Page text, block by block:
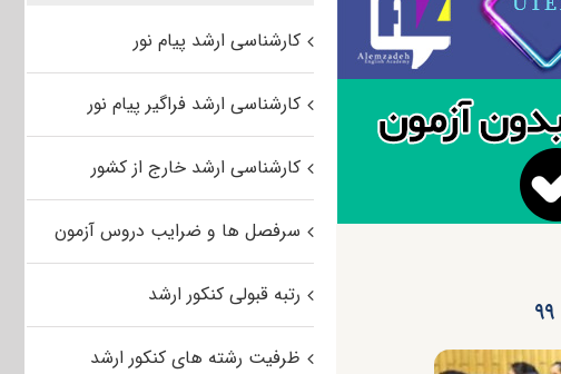
کارشناسی ارشد پیام نور
کارشناسی ارشد فراگیر پیام نور
کارشناسی ارشد خارج از کشور
سرفصل ها و ضرایب دروس آزمون
رتبه قبولی کنکور ارشد
ظرفیت رشته های کنکور ارشد